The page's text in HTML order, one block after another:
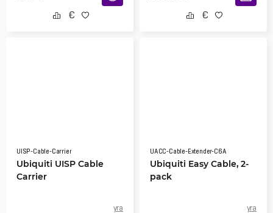
UISP-Cable-Carrier
Ubiquiti UISP Cable
Carrier
yra
UACC-Cable-Extender-C6A
Ubiquiti Easy Cable, 2-
pack
yra